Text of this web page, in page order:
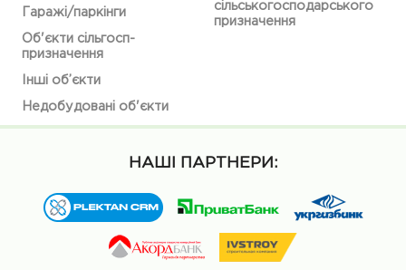
Гаражі/паркінги
Об'єкти сільгосп-
призначення
Інші об’єкти
Недобудовані об'єкти
сільськогосподарського
призначення
НАШІ ПАРТНЕРИ: